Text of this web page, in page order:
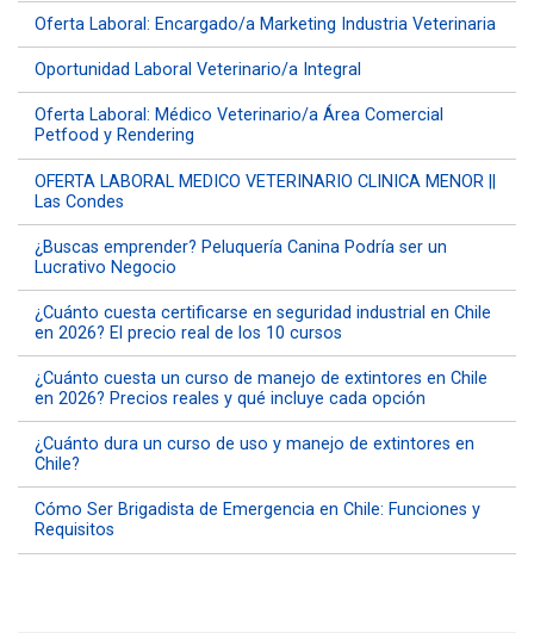
Oferta Laboral: Encargado/a Marketing Industria Veterinaria
Oportunidad Laboral Veterinario/a Integral
Oferta Laboral: Médico Veterinario/a Área Comercial
Petfood y Rendering
OFERTA LABORAL MEDICO VETERINARIO CLINICA MENOR ||
Las Condes
¿Buscas emprender? Peluquería Canina Podría ser un
Lucrativo Negocio
¿Cuánto cuesta certificarse en seguridad industrial en Chile
en 2026? El precio real de los 10 cursos
¿Cuánto cuesta un curso de manejo de extintores en Chile
en 2026? Precios reales y qué incluye cada opción
¿Cuánto dura un curso de uso y manejo de extintores en
Chile?
Cómo Ser Brigadista de Emergencia en Chile: Funciones y
Requisitos